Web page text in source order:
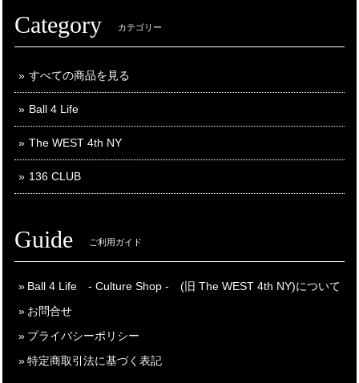
Category カテゴリー
すべての商品を見る
Ball 4 Life
The WEST 4th NY
136 CLUB
Guide ご利用ガイド
Ball 4 Life - Culture Shop - (旧 The WEST 4th NY)について
お問合せ
プライバシーポリシー
特定商取引法に基づく表記